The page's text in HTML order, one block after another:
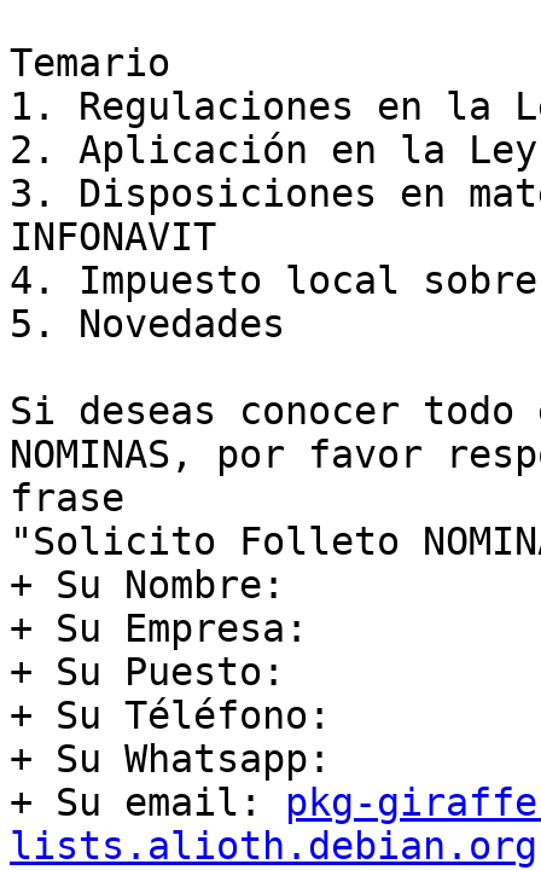
Temario
1. Regulaciones en la
2. Aplicación en la Ley
3. Disposiciones en
INFONAVIT
4. Impuesto local sobre
5. Novedades
Si deseas conocer
NOMINAS, por favor
frase
"Solicito Folleto
+ Su Nombre:
+ Su Empresa:
+ Su Puesto:
+ Su Téléfono:
+ Su Whatsapp:
+ Su email: pkg-
lists.alioth.debian.org